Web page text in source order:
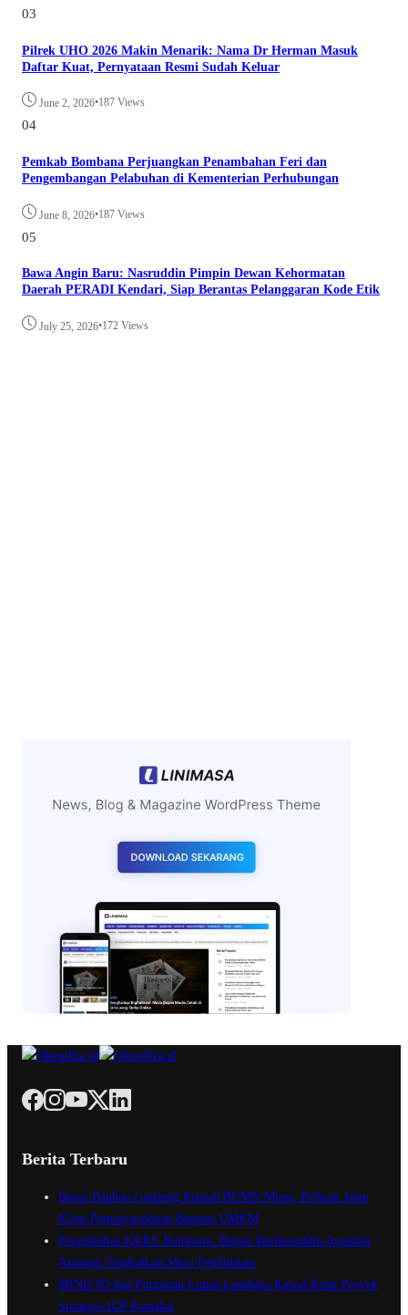
03
Pilrek UHO 2026 Makin Menarik: Nama Dr Herman Masuk
Daftar Kuat, Pernyataan Resmi Sudah Keluar
June 2, 2026•187 Views
04
Pemkab Bombana Perjuangkan Penambahan Feri dan
Pengembangan Pelabuhan di Kementerian Perhubungan
June 8, 2026•187 Views
05
Bawa Angin Baru: Nasruddin Pimpin Dewan Kehormatan
Daerah PERADI Kendari, Siap Berantas Pelanggaran Kode Etik
July 25, 2026•172 Views
Berita Terbaru
Bapas Baubau Gandeng Rumah BUMN Muna, Perkuat Jalan
Klien Pemasyarakatan Bangun UMKM
Pengukuhan KKKS Bombana: Bupati Burhanuddin Ingatkan
Amanah Tingkatkan Mutu Pendidikan
MIND ID dan Pimpinan Lintas Lembaga Kawal Ketat Proyek
Strategis IGP Pomalaa